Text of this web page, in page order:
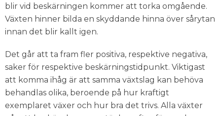
blir vid beskärningen kommer att torka omgående.
Växten hinner bilda en skyddande hinna över sårytan
innan det blir kallt igen.
Det går att ta fram fler positiva, respektive negativa,
saker för respektive beskärningstidpunkt. Viktigast
att komma ihåg är att samma växtslag kan behöva
behandlas olika, beroende på hur kraftigt
exemplaret växer och hur bra det trivs. Alla växter